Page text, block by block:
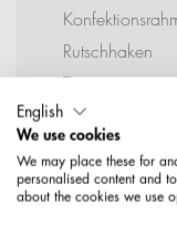
Rutschhaken
Tragestange
Warenträger für
Warenträger für
Warenkörbe
Standard-
English
We use cookies
We may place these for
personalised content and
about the cookies we use